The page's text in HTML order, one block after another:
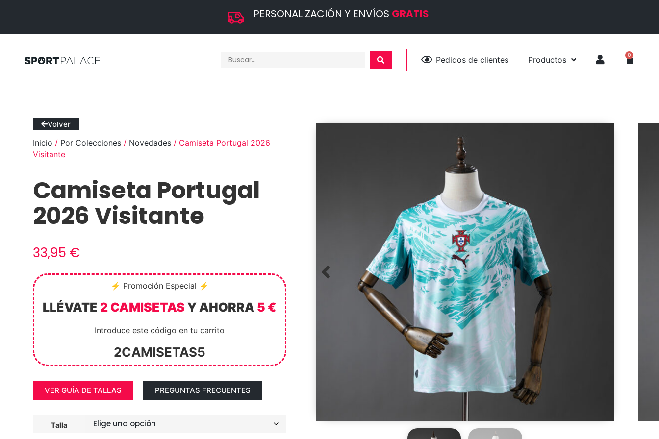
PERSONALIZACIÓN Y ENVÍOS GRATIS
Pedidos de clientes Productos 0
Volver
Inicio / Por Colecciones / Novedades / Camiseta Portugal 2026
Visitante
Camiseta Portugal
2026 Visitante
33,95 €
⚡ Promoción Especial ⚡
LLÉVATE 2 CAMISETAS Y AHORRA 5 €
Introduce este código en tu carrito
2CAMISETAS5
VER GUÍA DE TALLAS PREGUNTAS FRECUENTES
Talla